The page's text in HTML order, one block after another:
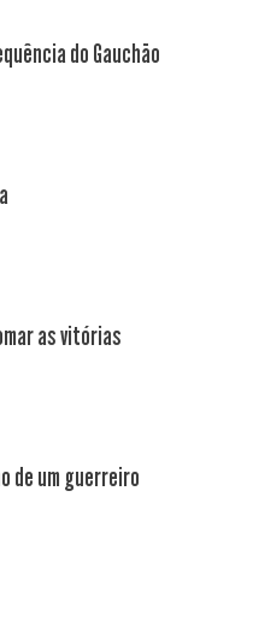
do Gauchão
as vitórias
de um guerreiro